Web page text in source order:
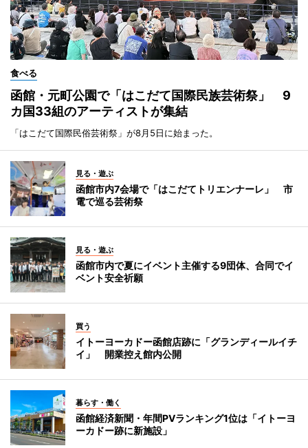
食べる
函館・元町公園で「はこだて国際民族芸術祭」 9
カ国33組のアーティストが集結
「はこだて国際民俗芸術祭」が8月5日に始まった。
見る・遊ぶ
函館市内7会場で「はこだてトリエンナーレ」 市
電で巡る芸術祭
見る・遊ぶ
函館市内で夏にイベント主催する9団体、合同でイ
ベント安全祈願
買う
イトーヨーカドー函館店跡に「グランディールイチ
イ」 開業控え館内公開
暮らす・働く
函館経済新聞・年間PVランキング1位は「イトーヨ
ーカドー跡に新施設」